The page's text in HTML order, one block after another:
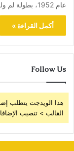
عام 1952، بطولة لم ولن ينساها…
أكمل القراءة »
Follow Us
هذا الويدجت يتطلب
القالب > تنصيب